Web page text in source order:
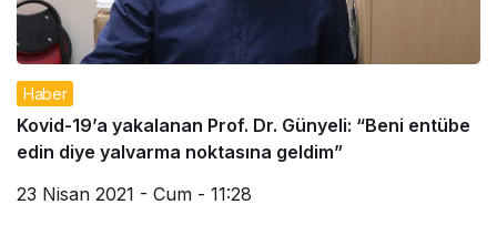
Haber
Kovid-19’a yakalanan Prof. Dr. Günyeli: “Beni entübe
edin diye yalvarma noktasına geldim”
23 Nisan 2021 - Cum - 11:28